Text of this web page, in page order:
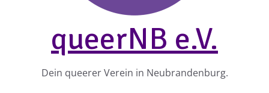
queerNB e.V.
Dein queerer Verein in Neubrandenburg.